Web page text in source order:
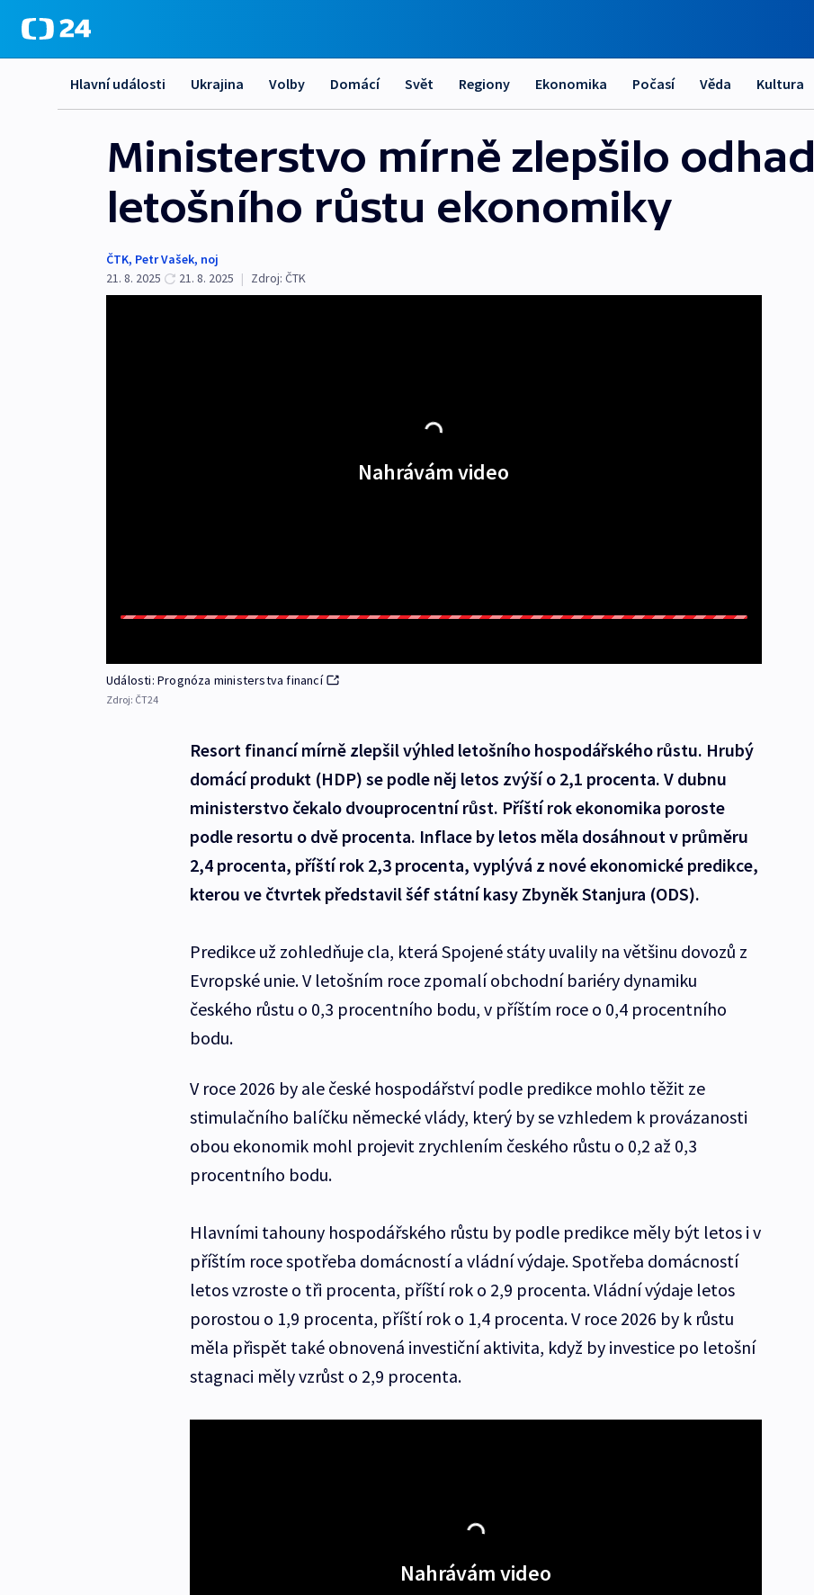
Hlavní události Ukrajina Volby Domácí Svět Regiony Ekonomika Počasí Věda Kultura
Ministerstvo mírně zlepšilo odhad
letošního růstu ekonomiky
ČTK, Petr Vašek, noj
21. 8. 2025
21. 8. 2025 | Zdroj: ČTK
Nahrávám video
Události: Prognóza ministerstva financí
Zdroj: ČT24
Resort financí mírně zlepšil výhled letošního hospodářského růstu. Hrubý
domácí produkt (HDP) se podle něj letos zvýší o 2,1 procenta. V dubnu
ministerstvo čekalo dvouprocentní růst. Příští rok ekonomika poroste
podle resortu o dvě procenta. Inflace by letos měla dosáhnout v průměru
2,4 procenta, příští rok 2,3 procenta, vyplývá z nové ekonomické predikce,
kterou ve čtvrtek představil šéf státní kasy Zbyněk Stanjura (ODS).
Predikce už zohledňuje cla, která Spojené státy uvalily na většinu dovozů z
Evropské unie. V letošním roce zpomalí obchodní bariéry dynamiku
českého růstu o 0,3 procentního bodu, v příštím roce o 0,4 procentního
bodu.
V roce 2026 by ale české hospodářství podle predikce mohlo těžit ze
stimulačního balíčku německé vlády, který by se vzhledem k provázanosti
obou ekonomik mohl projevit zrychlením českého růstu o 0,2 až 0,3
procentního bodu.
Hlavními tahouny hospodářského růstu by podle predikce měly být letos i v
příštím roce spotřeba domácností a vládní výdaje. Spotřeba domácností
letos vzroste o tři procenta, příští rok o 2,9 procenta. Vládní výdaje letos
porostou o 1,9 procenta, příští rok o 1,4 procenta. V roce 2026 by k růstu
měla přispět také obnovená investiční aktivita, když by investice po letošní
stagnaci měly vzrůst o 2,9 procenta.
Nahrávám video